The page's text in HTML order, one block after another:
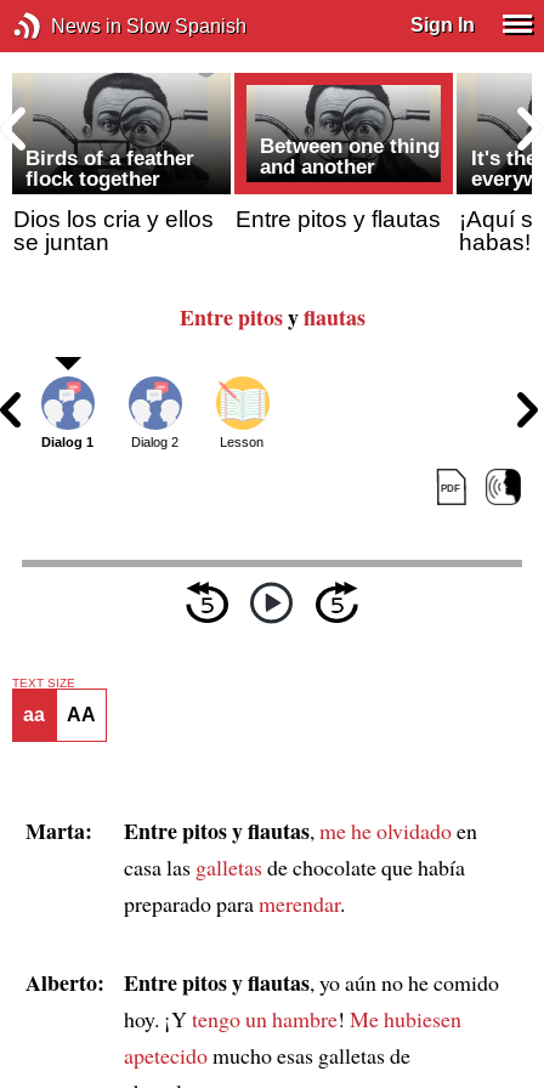
News in Slow Spanish Sign In
Birds of a feather
flock together
Dios los cria y ellos
se juntan
Between one thing
and another
Entre pitos y flautas
It's the
¡Aquí
habas!
Entre pitosyflautas
Dialog 1 Dialog 2 Lesson
TEXT SIZE
aa AA
Marta: Entre pitos y flautas, me he olvidadoen
casa las galletasde chocolate que había
preparado paramerendar.
Alberto: Entre pitos y flautas, yo aún no he comido
hoy. ¡Ytengo un hambre! Me hubiesen
apetecidomucho esas galletas de